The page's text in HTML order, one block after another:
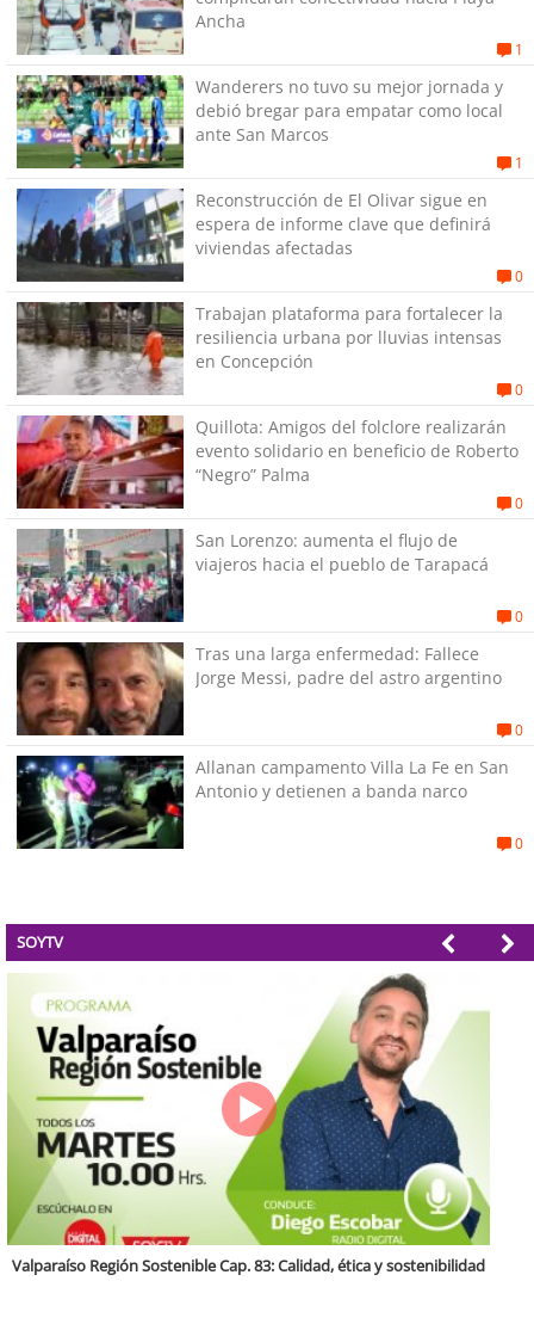
Ancha
1
Wanderers no tuvo su mejor jornada y
debió bregar para empatar como local
ante San Marcos
1
Reconstrucción de El Olivar sigue en
espera de informe clave que definirá
viviendas afectadas
0
Trabajan plataforma para fortalecer la
resiliencia urbana por lluvias intensas
en Concepción
0
Quillota: Amigos del folclore realizarán
evento solidario en beneficio de Roberto
“Negro” Palma
0
San Lorenzo: aumenta el flujo de
viajeros hacia el pueblo de Tarapacá
0
Tras una larga enfermedad: Fallece
Jorge Messi, padre del astro argentino
0
Allanan campamento Villa La Fe en San
Antonio y detienen a banda narco
0
SOYTV